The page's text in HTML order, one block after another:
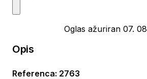
Oglas ažuriran 07.
Opis
Referenca: 2763